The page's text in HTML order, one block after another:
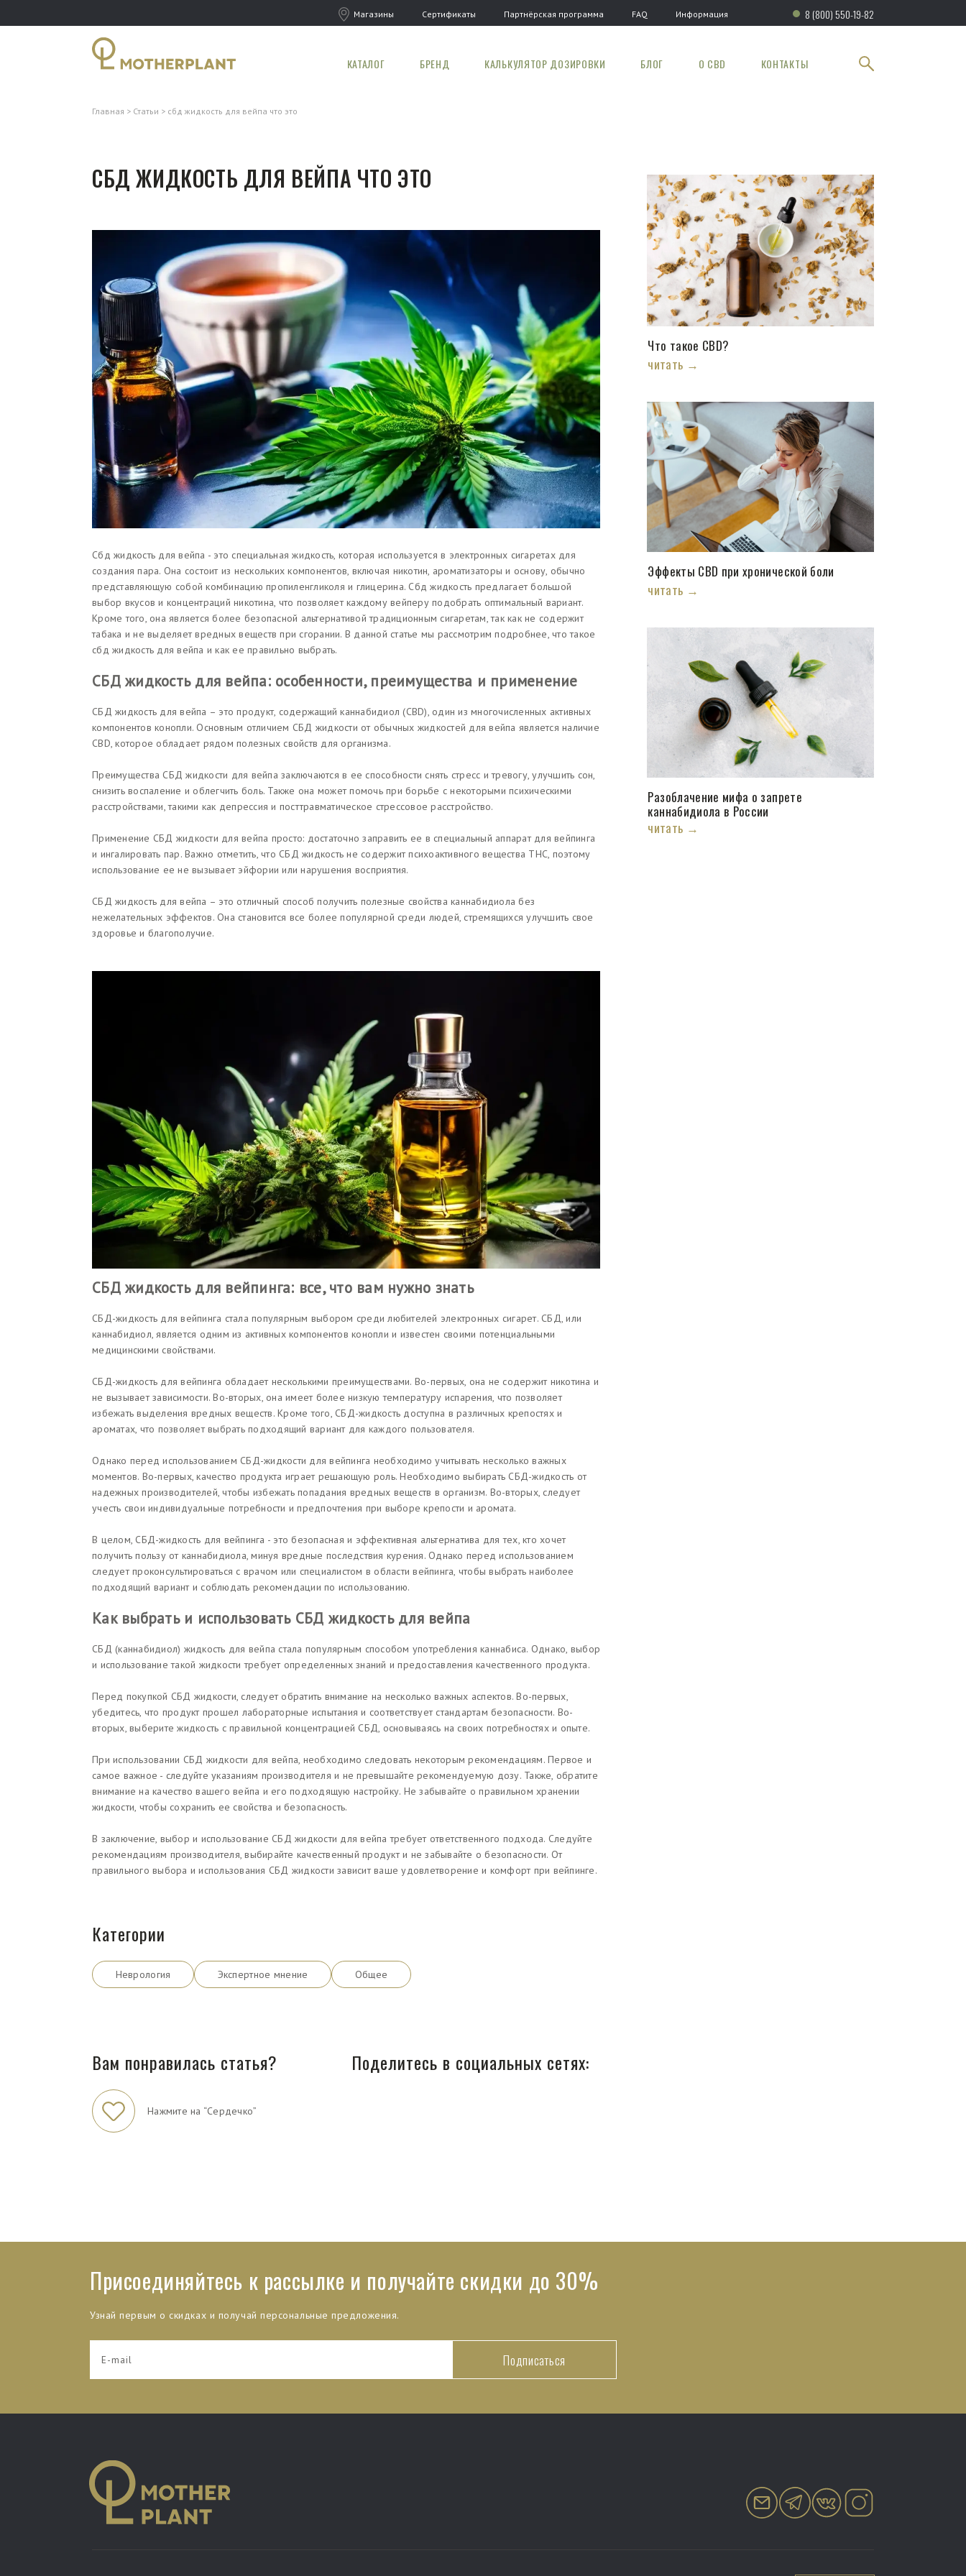
Магазины Сертификаты Партнёрская программа FAQ Информация 8 (800) 550-19-82
КАТАЛОГ БРЕНД КАЛЬКУЛЯТОР ДОЗИРОВКИ БЛОГ О CBD КОНТАКТЫ
Главная Статьи сбд жидкость для вейпа что это
СБД ЖИДКОСТЬ ДЛЯ ВЕЙПА ЧТО ЭТО
Сбд жидкость для вейпа - это специальная жидкость, которая используется в электронных сигаретах для
создания пара. Она состоит из нескольких компонентов, включая никотин, ароматизаторы и основу, обычно
представляющую собой комбинацию пропиленгликоля и глицерина. Сбд жидкость предлагает большой
выбор вкусов и концентраций никотина, что позволяет каждому вейперу подобрать оптимальный вариант.
Кроме того, она является более безопасной альтернативой традиционным сигаретам, так как не содержит
табака и не выделяет вредных веществ при сгорании. В данной статье мы рассмотрим подробнее, что такое
сбд жидкость для вейпа и как ее правильно выбрать.
СБД жидкость для вейпа: особенности, преимущества и применение
СБД жидкость для вейпа – это продукт, содержащий каннабидиол (CBD), один из многочисленных активных
компонентов конопли. Основным отличием СБД жидкости от обычных жидкостей для вейпа является наличие
CBD, которое обладает рядом полезных свойств для организма.
Преимущества СБД жидкости для вейпа заключаются в ее способности снять стресс и тревогу, улучшить сон,
снизить воспаление и облегчить боль. Также она может помочь при борьбе с некоторыми психическими
расстройствами, такими как депрессия и посттравматическое стрессовое расстройство.
Применение СБД жидкости для вейпа просто: достаточно заправить ее в специальный аппарат для вейпинга
и ингалировать пар. Важно отметить, что СБД жидкость не содержит психоактивного вещества THC, поэтому
использование ее не вызывает эйфории или нарушения восприятия.
СБД жидкость для вейпа – это отличный способ получить полезные свойства каннабидиола без
нежелательных эффектов. Она становится все более популярной среди людей, стремящихся улучшить свое
здоровье и благополучие.
СБД жидкость для вейпинга: все, что вам нужно знать
СБД-жидкость для вейпинга стала популярным выбором среди любителей электронных сигарет. СБД, или
каннабидиол, является одним из активных компонентов конопли и известен своими потенциальными
медицинскими свойствами.
СБД-жидкость для вейпинга обладает несколькими преимуществами. Во-первых, она не содержит никотина и
не вызывает зависимости. Во-вторых, она имеет более низкую температуру испарения, что позволяет
избежать выделения вредных веществ. Кроме того, СБД-жидкость доступна в различных крепостях и
ароматах, что позволяет выбрать подходящий вариант для каждого пользователя.
Однако перед использованием СБД-жидкости для вейпинга необходимо учитывать несколько важных
моментов. Во-первых, качество продукта играет решающую роль. Необходимо выбирать СБД-жидкость от
надежных производителей, чтобы избежать попадания вредных веществ в организм. Во-вторых, следует
учесть свои индивидуальные потребности и предпочтения при выборе крепости и аромата.
В целом, СБД-жидкость для вейпинга - это безопасная и эффективная альтернатива для тех, кто хочет
получить пользу от каннабидиола, минуя вредные последствия курения. Однако перед использованием
следует проконсультироваться с врачом или специалистом в области вейпинга, чтобы выбрать наиболее
подходящий вариант и соблюдать рекомендации по использованию.
Как выбрать и использовать СБД жидкость для вейпа
СБД (каннабидиол) жидкость для вейпа стала популярным способом употребления каннабиса. Однако, выбор
и использование такой жидкости требует определенных знаний и предоставления качественного продукта.
Перед покупкой СБД жидкости, следует обратить внимание на несколько важных аспектов. Во-первых,
убедитесь, что продукт прошел лабораторные испытания и соответствует стандартам безопасности. Во-
вторых, выберите жидкость с правильной концентрацией СБД, основываясь на своих потребностях и опыте.
При использовании СБД жидкости для вейпа, необходимо следовать некоторым рекомендациям. Первое и
самое важное - следуйте указаниям производителя и не превышайте рекомендуемую дозу. Также, обратите
внимание на качество вашего вейпа и его подходящую настройку. Не забывайте о правильном хранении
жидкости, чтобы сохранить ее свойства и безопасность.
В заключение, выбор и использование СБД жидкости для вейпа требует ответственного подхода. Следуйте
рекомендациям производителя, выбирайте качественный продукт и не забывайте о безопасности. От
правильного выбора и использования СБД жидкости зависит ваше удовлетворение и комфорт при вейпинге.
Категории
Неврология Экспертное мнение Общее
Вам понравилась статья?
Нажмите на “Сердечко”
Поделитесь в социальных сетях:
Что такое CBD?
читать →
Эффекты CBD при хронической боли
читать →
Разоблачение мифа о запрете
каннабидиола в России
читать →
Присоединяйтесь к рассылке и получайте скидки до 30%
Узнай первым о скидках и получай персональные предложения.
Подписаться